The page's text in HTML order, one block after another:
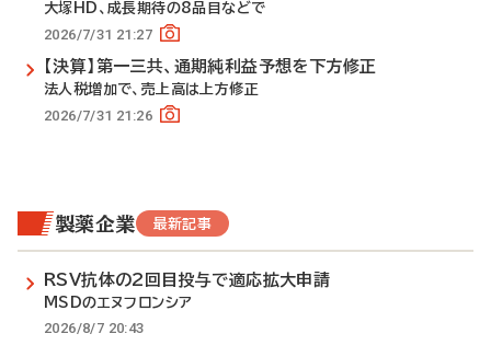
大塚HD、成長期待の8品目などで
2026/7/31 21:27
【決算】第一三共、通期純利益予想を下方修正
法人税増加で、売上高は上方修正
2026/7/31 21:26
製薬企業 最新記事
RSV抗体の2回目投与で適応拡大申請
MSDのエヌフロンシア
2026/8/7 20:43